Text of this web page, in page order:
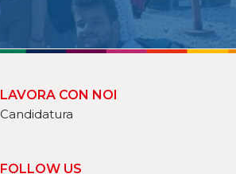
LAVORA CON NOI
Candidatura
FOLLOW US